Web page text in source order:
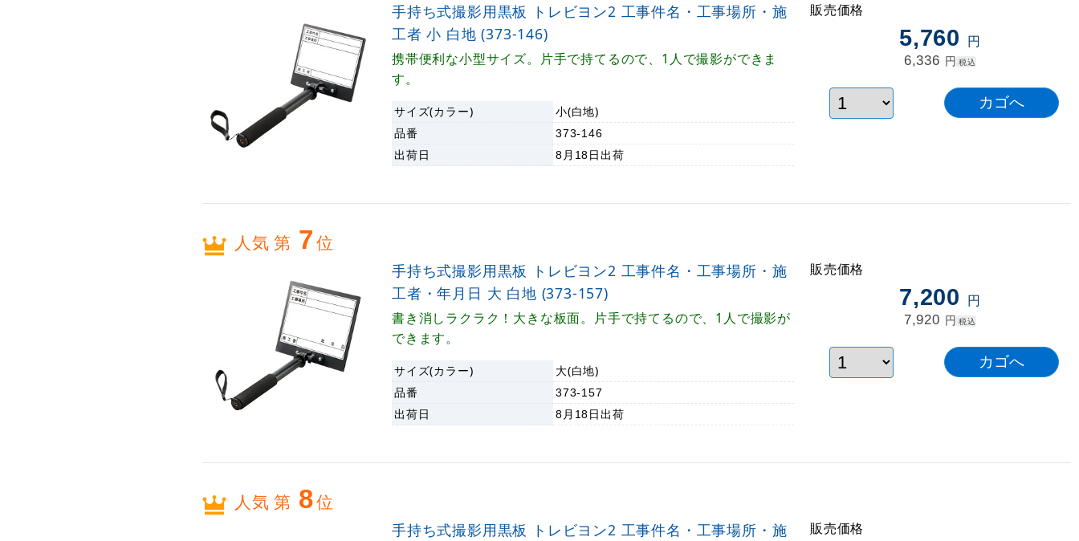
手持ち式撮影用黒板 トレビヨン2 工事件名・工事場所・施
工者 小 白地 (373-146)
携帯便利な小型サイズ。片手で持てるので、1人で撮影ができま
す。
サイズ(カラー)
小(白地)
品番
373-146
出荷日 8月18日出荷
販売価格
5,760 円
6,336 円 税込
人気 第 7位
手持ち式撮影用黒板 トレビヨン2 工事件名・工事場所・施
工者・年月日 大 白地 (373-157)
書き消しラクラク！大きな板面。片手で持てるので、1人で撮影が
できます。
サイズ(カラー)
大(白地)
品番
373-157
出荷日 8月18日出荷
販売価格
7,200 円
7,920 円 税込
人気 第 8位
手持ち式撮影用黒板 トレビヨン2 工事件名・工事場所・施
販売価格